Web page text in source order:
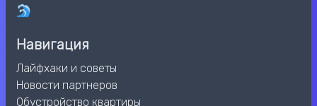
Навигация
Лайфхаки и советы
Новости партнеров
Обустройство квартиры